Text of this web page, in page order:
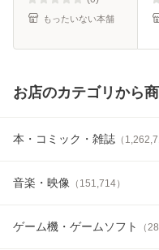
料】もったいない本舗
お店のカテゴリから
本・コミック・雑誌 （
音楽・映像 （ 151,714）
ゲーム機・ゲームソフト （